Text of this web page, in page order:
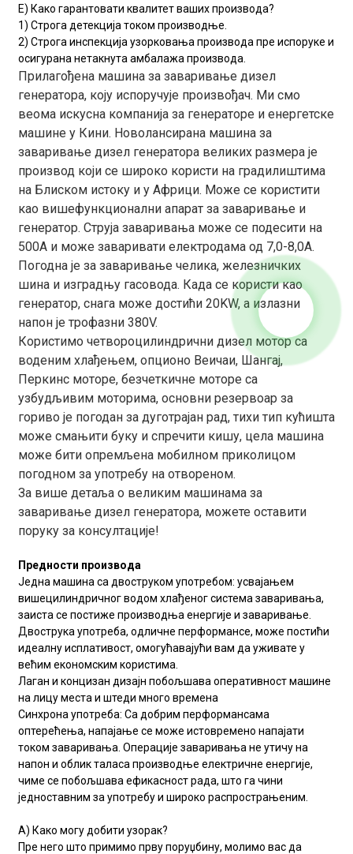
Е) Како гарантовати квалитет ваших производа?
1) Строга детекција током производње.
2) Строга инспекција узорковања производа пре испоруке и
осигурана нетакнута амбалажа производа.
Прилагођена машина за заваривање дизел
генератора, коју испоручује произвођач. Ми смо
веома искусна компанија за генераторе и енергетске
машине у Кини. Новолансирана машина за
заваривање дизел генератора великих размера је
производ који се широко користи на градилиштима
на Блиском истоку и у Африци. Може се користити
као вишефункционални апарат за заваривање и
генератор. Струја заваривања може се подесити на
500А и може заваривати електродама од 7,0-8,0А.
Погодна је за заваривање челика, железничких
шина и изградњу гасовода. Када се користи као
генератор, снага може достићи 20KW, а излазни
напон је трофазни 380V.
Користимо четвороцилиндрични дизел мотор са
воденим хлађењем, опционо Веичаи, Шангај,
Перкинс моторе, безчеткичне моторе са
узбудљивим моторима, основни резервоар за
гориво је погодан за дуготрајан рад, тихи тип кућишта
може смањити буку и спречити кишу, цела машина
може бити опремљена мобилном приколицом
погодном за употребу на отвореном.
За више детаља о великим машинама за
заваривање дизел генератора, можете оставити
поруку за консултације!
Предности производа
Једна машина са двоструком употребом: усвајањем
вишецилиндричног водом хлађеног система заваривања,
заиста се постиже производња енергије и заваривање.
Двострука употреба, одличне перформансе, може постићи
идеалну исплативост, омогућавајући вам да уживате у
већим економским користима.
Лаган и концизан дизајн побољшава оперативност машине
на лицу места и штеди много времена
Синхрона употреба: Са добрим перформансама
оптерећења, напајање се може истовремено напајати
током заваривања. Операције заваривања не утичу на
напон и облик таласа производње електричне енергије,
чиме се побољшава ефикасност рада, што га чини
једноставним за употребу и широко распрострањеним.
А) Како могу добити узорак?
Пре него што примимо прву поруџбину, молимо вас да